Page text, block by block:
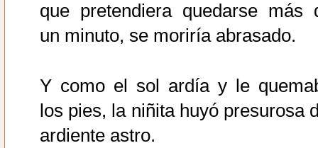
que pretendiera quedarse más
un minuto, se moriría abrasado.
Y como el sol ardía y le
los pies, la niñita huyó presurosa
ardiente astro.